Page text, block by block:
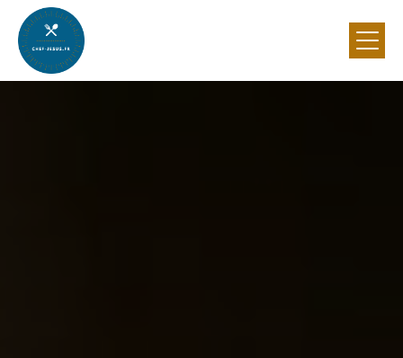
Panneau de gestion des cookies